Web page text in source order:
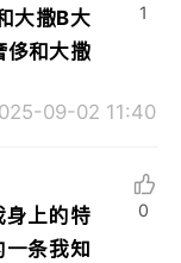
大撒B大
侈和大撒
09-02 11:40
1
身上的特
条我知
0